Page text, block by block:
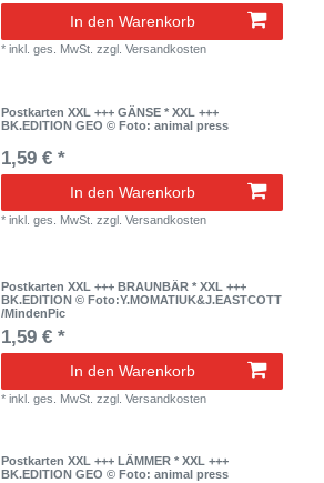
In den Warenkorb
*inkl. ges. MwSt. zzgl.Versandkosten
Postkarten XXL +++ GÄNSE * XXL +++
BK.EDITION GEO © Foto: animal press
1,59 € *
In den Warenkorb
*inkl. ges. MwSt. zzgl.Versandkosten
Postkarten XXL +++ BRAUNBÄR * XXL +++
BK.EDITION © Foto:Y.MOMATIUK&J.EASTCOTT
/MindenPic
1,59 € *
In den Warenkorb
*inkl. ges. MwSt. zzgl.Versandkosten
Postkarten XXL +++ LÄMMER * XXL +++
BK.EDITION GEO © Foto: animal press